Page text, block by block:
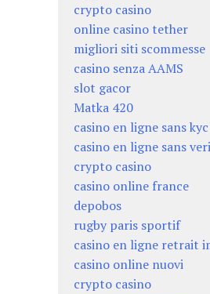
crypto casino
online casino tether
migliori siti scommesse
casino senza AAMS
slot gacor
Matka 420
casino en ligne sans kyc
casino en ligne sans
crypto casino
casino online france
depobos
rugby paris sportif
casino en ligne retrait
casino online nuovi
crypto casino